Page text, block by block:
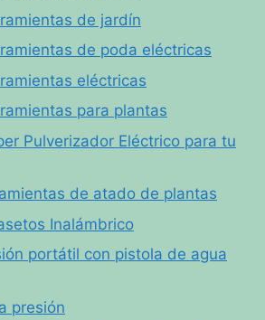
de jardín
de poda eléctricas
eléctricas
para plantas
Pulverizador Eléctrico para tu
de atado de plantas
Inalámbrico
portátil con pistola de agua
presión